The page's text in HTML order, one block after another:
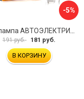
-5%
191 руб. 181 руб.
В КОРЗИНУ